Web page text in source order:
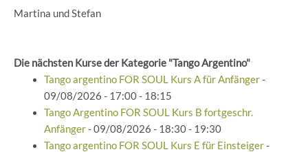
Martina und Stefan
Die nächsten Kurse der Kategorie "Tango Argentino"
Tango argentino FOR SOUL Kurs A für Anfänger-
09/08/2026 - 17:00 - 18:15
Tango Argentino FOR SOUL Kurs B fortgeschr.
Anfänger- 09/08/2026 - 18:30 - 19:30
Tango argentino FOR SOUL Kurs E für Einsteiger-